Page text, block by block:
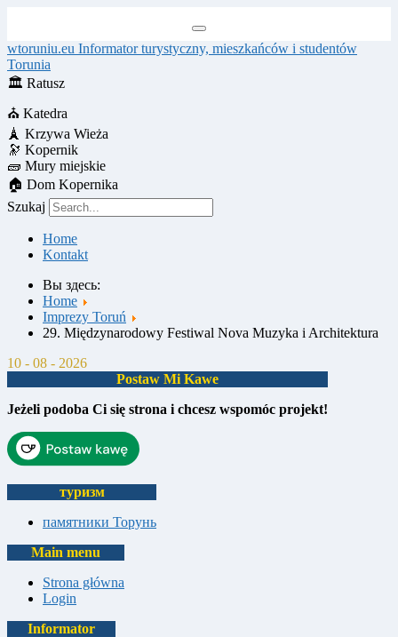
wtoruniu.eu Informator turystyczny, mieszkańców i studentów
Torunia
🏛 Ratusz
⛪ Katedra
🗼 Krzywa Wieża
🔭 Kopernik
🧱 Mury miejskie
🏠 Dom Kopernika
Szukaj
Home
Kontakt
Вы здесь:
Home
Imprezy Toruń
29. Międzynarodowy Festiwal Nova Muzyka i Architektura
10 - 08 - 2026
Postaw Mi Kawe
Jeżeli podoba Ci się strona i chcesz wspomóc projekt!
туризм
памятники Торунь
Main menu
Strona główna
Login
Informator